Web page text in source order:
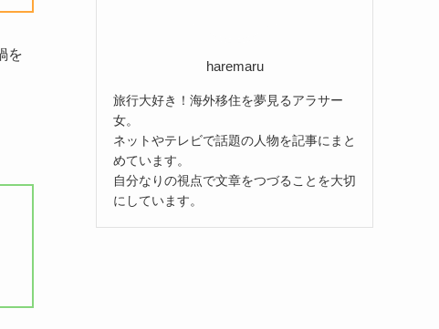
を
haremaru
旅行大好き！海外移住を夢見るアラサー
女。
ネットやテレビで話題の人物を記事にまと
めています。
自分なりの視点で文章をつづることを大切
にしています。